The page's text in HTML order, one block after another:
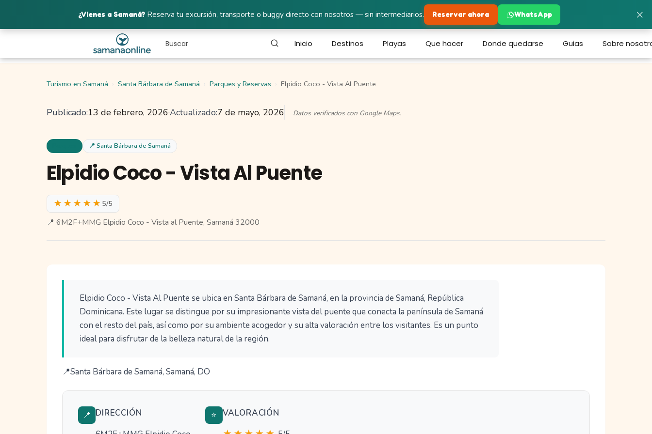
Inicio Destinos Playas Que hacer Donde quedarse Guias Sobre
Turismo en Samaná Santa Bárbara de Samaná Parques y Reservas Elpidio Coco - Vista Al Puente
Publicado:13 de febrero, 2026·Actualizado:7 de mayo, 2026 Datos verificados con Google Maps.
📍 Santa Bárbara de Samaná
Elpidio Coco - Vista Al Puente
★★★★★ 5/5
📍 6M2F+MMG Elpidio Coco - Vista al Puente, Samaná 32000
Elpidio Coco - Vista Al Puente se ubica en Santa Bárbara de Samaná, en la provincia de Samaná, República
Dominicana. Este lugar se distingue por su impresionante vista del puente que conecta la península de Samaná
con el resto del país, así como por su ambiente acogedor y su alta valoración entre los visitantes. Es un punto
ideal para disfrutar de la belleza natural de la región.
Santa Bárbara de Samaná, Samaná, DO
📍 DIRECCIÓN
⭐ VALORACIÓN
×
¿Vienes a Samaná?Reserva tu excursión, transporte o buggy directo con nosotros — sin intermediarios. Reservar ahora WhatsApp